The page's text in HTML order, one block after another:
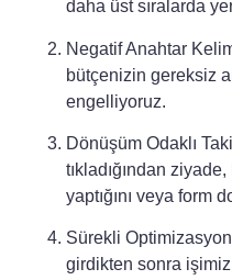
daha üst sıralarda
Negatif Anahtar
bütçenizin gereksiz
engelliyoruz.
Dönüşüm Odaklı
tıkladığından
yaptığını veya form
Sürekli
girdikten sonra